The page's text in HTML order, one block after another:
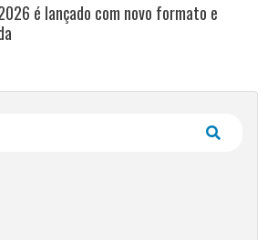
é lançado com novo formato e